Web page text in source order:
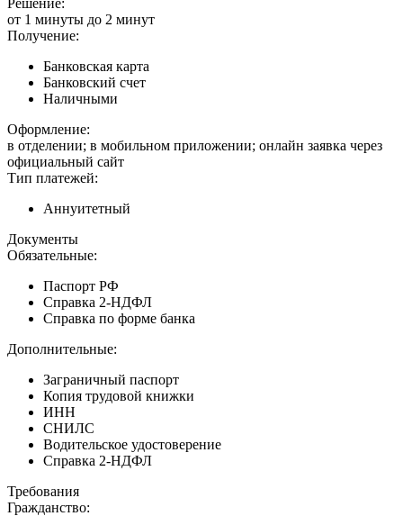
от 1 минуты до 2 минут
Получение:
Банковская карта
Банковский счет
Наличными
Оформление:
в отделении; в мобильном приложении; онлайн заявка через
официальный сайт
Тип платежей:
Аннуитетный
Документы
Обязательные:
Паспорт РФ
Справка 2-НДФЛ
Справка по форме банка
Дополнительные:
Заграничный паспорт
Копия трудовой книжки
ИНН
СНИЛС
Водительское удостоверение
Справка 2-НДФЛ
Требования
Гражданство: